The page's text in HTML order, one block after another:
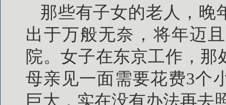
那些有子女的老人，晚
出于万般无奈，将年迈
院。女子在东京工作，
母亲见一面需要花费3个
巨大，实在没有办法再去